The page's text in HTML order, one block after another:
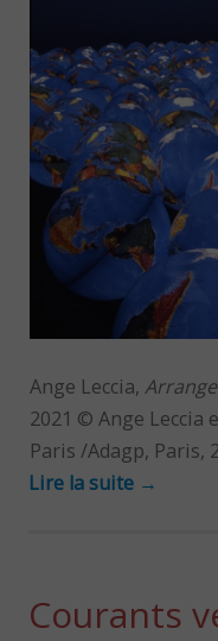
Ange Leccia,
2021 © Ange Leccia
Paris /Adagp, Paris,
Lire la suite →
Courants